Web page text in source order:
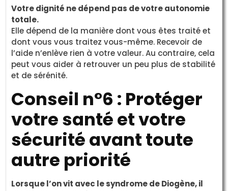
Votre dignité ne dépend pas de votre autonomie
totale.
Elle dépend de la manière dont vous êtes traité et
dont vous vous traitez vous-même. Recevoir de
l’aide n’enlève rien à votre valeur. Au contraire, cela
peut vous aider à retrouver un peu plus de stabilité
et de sérénité.
Conseil n°6 : Protéger
votre santé et votre
sécurité avant toute
autre priorité
Lorsque l’on vit avec le syndrome de Diogène, il